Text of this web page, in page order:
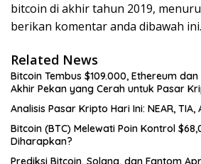
bitcoin di akhir tahun 2019,
berikan komentar anda dibawah ini.
Related News
Bitcoin Tembus $109.000, Ethereum
Akhir Pekan yang Cerah untuk Pasar
Analisis Pasar Kripto Hari Ini: NEAR, TIA,
Bitcoin (BTC) Melewati Poin Kontrol
Diharapkan?
Prediksi Bitcoin, Solana, dan Fantom